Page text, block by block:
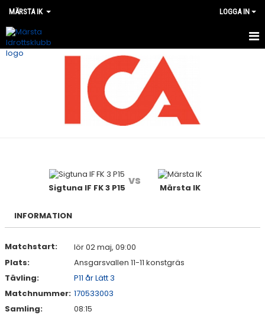
MÄRSTA IK LOGGA IN
VÅRA LAG
Sigtuna IF FK 3 P15
vs
Märsta IK
INFORMATION
Matchstart:
lör 02 maj, 09:00
Plats:
Ansgarsvallen 11-11 konstgräs
Tävling:
P11 år Lätt 3
Matchnummer: 170533003
Samling:
08:15